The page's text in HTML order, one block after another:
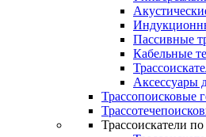
Пассивные
Кабельные
Аксессуары
Трассопоисковые
Трассоискатели